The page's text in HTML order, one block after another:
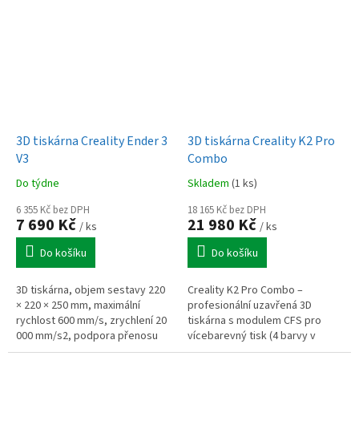
3D tiskárna Creality Ender 3
V3
Do týdne
6 355 Kč bez DPH
7 690 Kč / ks
Do košíku
3D tiskárna, objem sestavy 220
× 220 × 250 mm, maximální
rychlost 600 mm/s, zrychlení 20
000 mm/s2, podpora přenosu
dat pomocí USB, WLAN a Creality
3D tiskárna Creality K2 Pro
Combo
Skladem (1 ks)
18 165 Kč bez DPH
21 980 Kč / ks
Do košíku
Creality K2 Pro Combo –
profesionální uzavřená 3D
tiskárna s modulem CFS pro
vícebarevný tisk (4 barvy v
balení, až 16 po rozšíření).